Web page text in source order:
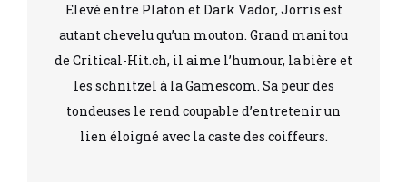
Elevé entre Platon et Dark Vador, Jorris est
autant chevelu qu’un mouton. Grand manitou
de Critical-Hit.ch, il aime l’humour, la bière et
les schnitzel à la Gamescom. Sa peur des
tondeuses le rend coupable d’entretenir un
lien éloigné avec la caste des coiffeurs.